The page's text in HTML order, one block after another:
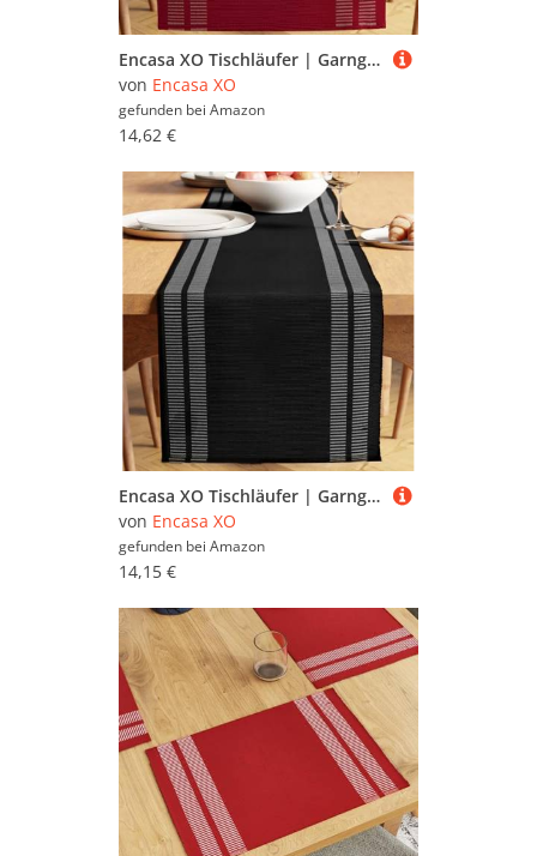
Encasa XO Tischläufer | Garngefärbte Feinripp-Baumwolle | Größe 32x150 cm | Leiter Rot | Maschinenwaschbar
von Encasa XO
gefunden bei Amazon
14,62 €
Encasa XO Tischläufer | Garngefärbte Feinripp-Baumwolle | Größe 32x137 cm | Leiter schwarz | Maschinenwaschbar
von Encasa XO
gefunden bei Amazon
14,15 €